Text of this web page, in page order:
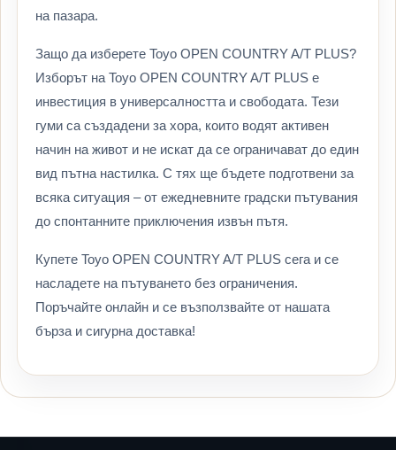
на пазара.
Защо да изберете Toyo OPEN COUNTRY A/T PLUS?
Изборът на Toyo OPEN COUNTRY A/T PLUS е
инвестиция в универсалността и свободата. Тези
гуми са създадени за хора, които водят активен
начин на живот и не искат да се ограничават до един
вид пътна настилка. С тях ще бъдете подготвени за
всяка ситуация – от ежедневните градски пътувания
до спонтанните приключения извън пътя.
Купете Toyo OPEN COUNTRY A/T PLUS сега и се
насладете на пътуването без ограничения.
Поръчайте онлайн и се възползвайте от нашата
бърза и сигурна доставка!